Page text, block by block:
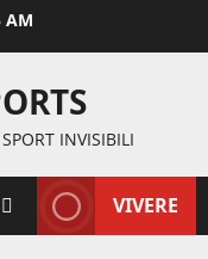
AM
INVISIBILI
VIVERE